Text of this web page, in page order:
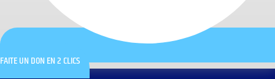
FAITE UN DON EN 2 CLICS